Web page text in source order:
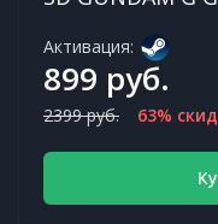
Активация:
899 руб.
2399 руб. 63%